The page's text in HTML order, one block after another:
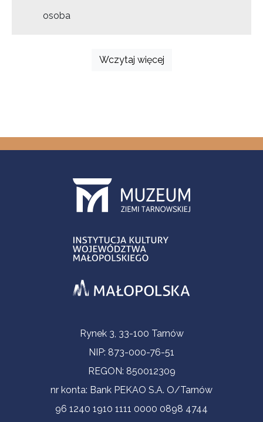
osoba
Wczytaj więcej
Informacje kontaktoweRynek 3, 33-100 Tarnów
NIP: 873-000-76-51
REGON: 850012309
nr konta: Bank PEKAO S.A. O/Tarnów
96 1240 1910 1111 0000 0898 4744